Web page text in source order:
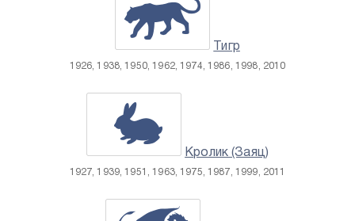
Тигр
1926, 1938, 1950, 1962, 1974, 1986, 1998, 2010
Кролик (Заяц)
1927, 1939, 1951, 1963, 1975, 1987, 1999, 2011